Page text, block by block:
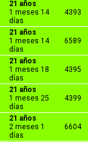
21 años
1 meses 14
días
4393
21 años
1 meses 14
días
6589
21 años
1 meses 18
días
4395
21 años
1 meses 25
días
4399
21 años
2 meses 1
días
6604